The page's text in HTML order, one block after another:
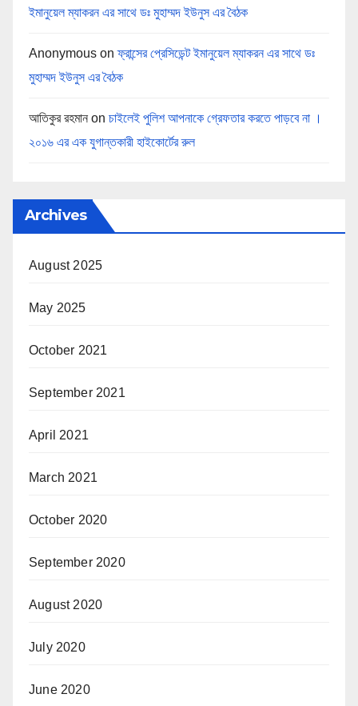
ইমানুয়েল ম্যাকরন এর সাথে ডঃ মুহাম্মদ ইউনুস এর বৈঠক
Anonymous onফ্রান্সের প্রেসিডেন্ট ইমানুয়েল ম্যাকরন এর সাথে ডঃ
মুহাম্মদ ইউনুস এর বৈঠক
আতিকুর রহমান on চাইলেই পুলিশ আপনাকে গ্রেফতার করতে পাড়বে না ।
২০১৬ এর এক যুগান্তকারী হাইকোর্টের রুল
Archives
August 2025
May 2025
October 2021
September 2021
April 2021
March 2021
October 2020
September 2020
August 2020
July 2020
June 2020